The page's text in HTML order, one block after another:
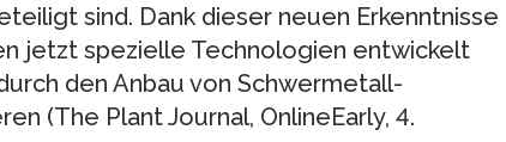
sind. Dank dieser neuen Erkenntnisse
jetzt spezielle Technologien entwickelt
den Anbau von Schwermetall-
(The Plant Journal, OnlineEarly, 4.